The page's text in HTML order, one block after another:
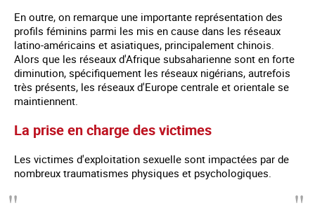
En outre, on remarque une importante représentation des
profils féminins parmi les mis en cause dans les réseaux
latino-américains et asiatiques, principalement chinois.
Alors que les réseaux d'Afrique subsaharienne sont en forte
diminution, spécifiquement les réseaux nigérians, autrefois
très présents, les réseaux d'Europe centrale et orientale se
maintiennent.
La prise en charge des victimes
Les victimes d'exploitation sexuelle sont impactées par de
nombreux traumatismes physiques et psychologiques.